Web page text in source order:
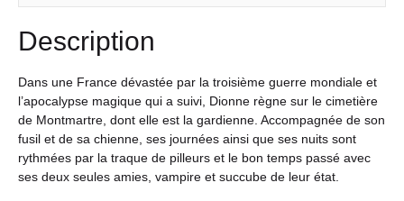
Description
Dans une France dévastée par la troisième guerre mondiale et
l’apocalypse magique qui a suivi, Dionne règne sur le cimetière
de Montmartre, dont elle est la gardienne. Accompagnée de son
fusil et de sa chienne, ses journées ainsi que ses nuits sont
rythmées par la traque de pilleurs et le bon temps passé avec
ses deux seules amies, vampire et succube de leur état.